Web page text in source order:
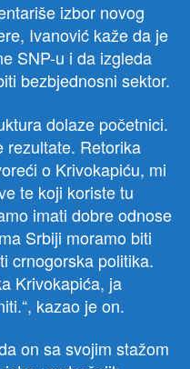
izbor novog
Ivanović kaže da je
SNP-u i da izgleda
bezbjednosni sektor.
dolaze početnici.
rezultate. Retorika
o Krivokapiću, mi
te koji koriste tu
imati dobre odnose
Srbiji moramo biti
crnogorska politika.
Krivokapića, ja
kazao je on.
on sa svojim stažom